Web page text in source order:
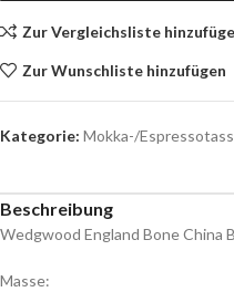
Zur Vergleichsliste
Zur Wunschliste hinzufügen
Kategorie: Mokka-/
Beschreibung
Wedgwood England Bone China
Masse: